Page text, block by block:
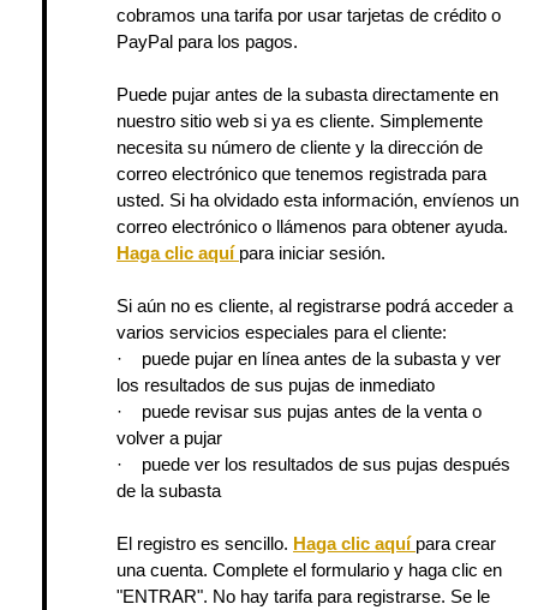
cobramos una tarifa por usar tarjetas de crédito o
PayPal para los pagos.
Puede pujar antes de la subasta directamente en
nuestro sitio web si ya es cliente. Simplemente
necesita su número de cliente y la dirección de
correo electrónico que tenemos registrada para
usted. Si ha olvidado esta información, envíenos un
correo electrónico o llámenos para obtener ayuda.
Haga clic aquí para iniciar sesión.
Si aún no es cliente, al registrarse podrá acceder a
varios servicios especiales para el cliente:
· puede pujar en línea antes de la subasta y ver
los resultados de sus pujas de inmediato
· puede revisar sus pujas antes de la venta o
volver a pujar
· puede ver los resultados de sus pujas después
de la subasta
El registro es sencillo. Haga clic aquí para crear
una cuenta. Complete el formulario y haga clic en
"ENTRAR". No hay tarifa para registrarse. Se le